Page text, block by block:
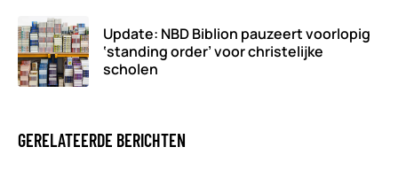
Update: NBD Biblion pauzeert voorlopig
‘standing order’ voor christelijke
scholen
GERELATEERDE BERICHTEN